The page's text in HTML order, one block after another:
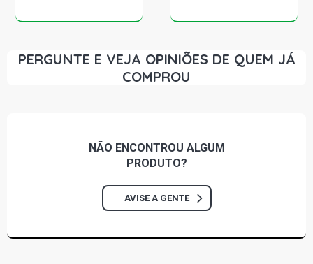
PERGUNTE E VEJA OPINIÕES DE QUEM JÁ
COMPROU
NÃO ENCONTROU ALGUM
PRODUTO?
AVISE A GENTE